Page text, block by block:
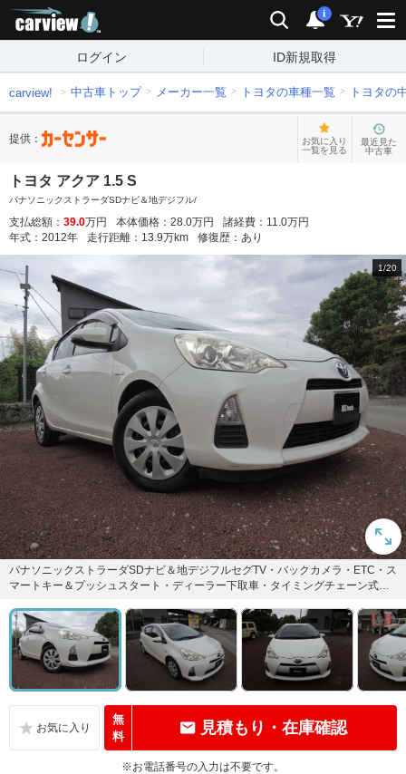
検索 通知
i
ログイン ID新規取得
carview! 中古車トップ メーカー一覧 トヨタの車種一覧 トヨタの
提供：
お気に入り
一覧を見る
最近見た
中古車
トヨタ アクア 1.5 S
パナソニックストラーダSDナビ＆地デジフル/
支払総額： 39.0万円 本体価格： 28.0万円 諸経費： 11.0万円
年式： 2012年 走行距離： 13.9万km 修復歴： あり
1/20
パナソニックストラーダSDナビ＆地デジフルセグTV・バックカメラ・ETC・ス
マートキー＆プッシュスタート・ディーラー下取車・タイミングチェーン式エ
無
料
見積もり・在庫確認
※お電話番号の入力は不要です。